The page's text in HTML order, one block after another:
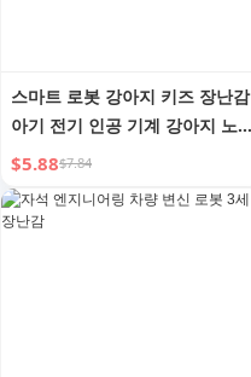
스마트 로봇 강아지 키즈 장난감
아기 전기 인공 기계 강아지 노
래하고 춤추는 2025 신상품
$5.88$7.84